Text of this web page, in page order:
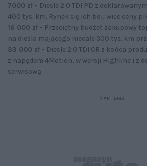
7000 zł – Diesle 2.0 TDI PD z
400 tys. km. Rynek się ich boi, więc ceny
16 000 zł – Przeciętny budżet zakupowy
na diesla mającego niecałe 300 tys. km
33 000 zł – Diesle 2.0 TDI CR z końca
z napędem 4Motion, w wersji Highline i z
serwisową.